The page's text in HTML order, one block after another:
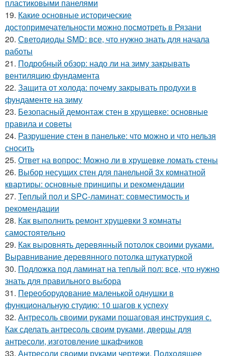
пластиковыми панелями
19. Какие основные исторические
достопримечательности можно посмотреть в Рязани
20. Светодиоды SMD: все, что нужно знать для начала
работы
21. Подробный обзор: надо ли на зиму закрывать
вентиляцию фундамента
22. Защита от холода: почему закрывать продухи в
фундаменте на зиму
23. Безопасный демонтаж стен в хрущевке: основные
правила и советы
24. Разрушение стен в панельке: что можно и что нельзя
сносить
25. Ответ на вопрос: Можно ли в хрущевке ломать стены
26. Выбор несущих стен для панельной 3х комнатной
квартиры: основные принципы и рекомендации
27. Теплый пол и SPC-ламинат: совместимость и
рекомендации
28. Как выполнить ремонт хрущевки 3 комнаты
самостоятельно
29. Как выровнять деревянный потолок своими руками.
Выравнивание деревянного потолка штукатуркой
30. Подложка под ламинат на теплый пол: все, что нужно
знать для правильного выбора
31. Переоборудование маленькой однушки в
функциональную студию: 10 шагов к успеху
32. Антресоль своими руками пошаговая инструкция с.
Как сделать антресоль своим руками, дверцы для
антресоли, изготовление шкафчиков
33. Антресоли своими руками чертежи. Подходящее